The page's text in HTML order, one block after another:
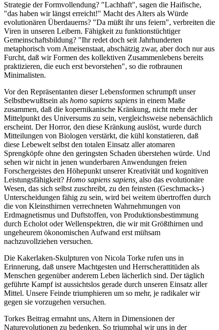
Strategie der Formvollendung? "Lachhaft", sagen die Haifische,
"das haben wir längst erreicht!" Macht des Alters als Würde
evolutionären Überdauerns? "Da müßt ihr uns feiern", verbreiten die
Viren in unseren Leibern. Fähigkeit zu funktionstüchtiger
Gemeinschaftsbildung? "Ihr redet doch seit Jahrhunderten
metaphorisch vom Ameisenstaat, abschätzig zwar, aber doch nur aus
Furcht, daß wir Formen des kollektiven Zusammenlebens bereits
praktizieren, die euch erst bevorstehen", so die rotbraunen
Minimalisten.
Vor den Repräsentanten dieser Lebensformen schrumpft unser
Selbstbewußtsein als homo sapiens sapiens in einem Maße
zusammen, daß die kopernikanische Kränkung, nicht mehr der
Mittelpunkt des Universums zu sein, vergleichsweise nebensächlich
erscheint. Der Horror, den diese Kränkung auslöst, wurde durch
Mitteilungen von Biologen verstärkt, die kühl konstatieren, daß
diese Lebewelt selbst den totalen Einsatz aller atomaren
Sprengköpfe ohne den geringsten Schaden überstehen würde. Und
sehen wir nicht in jenen wunderbaren Anwendungen freien
Forschergeistes den Höhepunkt unserer Kreativität und kognitiven
Leistungsfähigkeit? Homo sapiens sapiens, also das evolutionäre
Wesen, das sich selbst zuschreibt, zu den feinsten (Geschmacks-)
Unterscheidungen fähig zu sein, wird bei weitem übertroffen durch
die von Kleinsthirnen verrechneten Wahrnehmungen von
Erdmagnetismus und Duftstoffen, von Produktionsbestimmung
durch Echolot oder Wellenspektren, die wir mit Größthirnen und
ungeheurem ökonomischen Aufwand erst mühsam
nachzuvollziehen versuchen.
Die Kakerlaken-Skulpturen von Nicola Torke rufen uns in
Erinnerung, daß unsere Machtgesten und Herrscherattitüden als
Menschen gegenüber anderem Leben lächerlich sind. Der täglich
geführte Kampf ist aussichtslos gerade durch unseren Einsatz aller
Mittel. Unsere Feinde triumphieren um so mehr, je radikaler wir
gegen sie vorzugehen versuchen.
Torkes Beitrag ermahnt uns, Altern in Dimensionen der
Naturevolutionen zu bedenken. So triumphal wir uns in der